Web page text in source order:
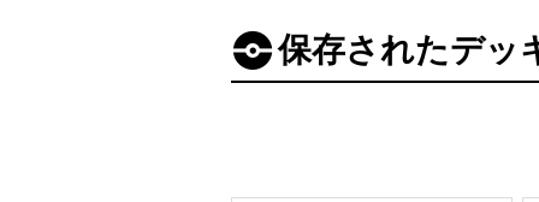
保存されたデッ